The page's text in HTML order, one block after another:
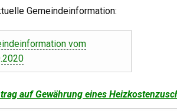
Gemeindeinformation:
vom
auf Gewährung eines